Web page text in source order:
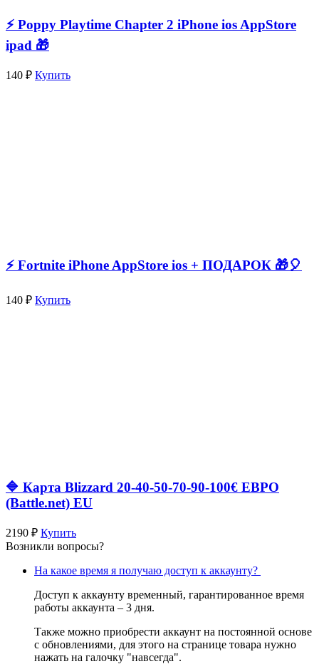
⚡️ Poppy Playtime Chapter 2 iPhone ios AppStore
ipad 🎁
140 ₽ Купить
⚡️ Fortnite iPhone AppStore ios + ПОДАРОК 🎁🎈
140 ₽ Купить
🔷 Карта Blizzard 20-40-50-70-90-100€ ЕВРО
(Battle.net) EU
2190 ₽ Купить
Возникли вопросы?
На какое время я получаю доступ к аккаунту?
Доступ к аккаунту временный, гарантированное время
работы аккаунта – 3 дня.
Также можно приобрести аккаунт на постоянной основе
с обновлениями, для этого на странице товара нужно
нажать на галочку "навсегда".